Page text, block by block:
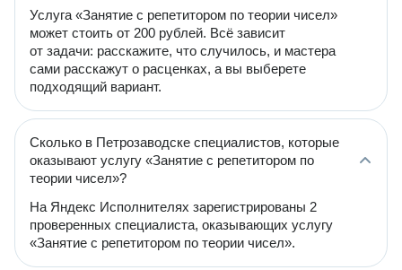
Услуга «Занятие с репетитором по теории чисел»
может стоить от 200 рублей. Всё зависит
от задачи: расскажите, что случилось, и мастера
сами расскажут о расценках, а вы выберете
подходящий вариант.
Сколько в Петрозаводске специалистов, которые
оказывают услугу «Занятие с репетитором по
теории чисел»?
На Яндекс Исполнителях зарегистрированы 2
проверенных специалиста, оказывающих услугу
«Занятие с репетитором по теории чисел».